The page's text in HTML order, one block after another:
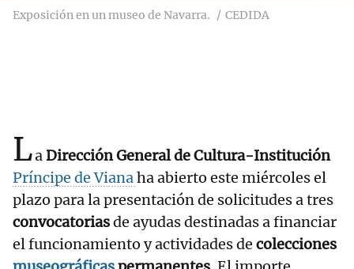
Exposición en un museo de Navarra. CEDIDA
LaDirección General de Cultura-Institución
Príncipe de Vianaha abierto este miércoles el
plazo para la presentación de solicitudes a tres
convocatoriasde ayudas destinadas a financiar
el funcionamiento y actividades de colecciones